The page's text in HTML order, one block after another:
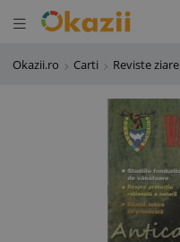
Deschide meniul
meniul
Okazii.ro Carti Reviste ziare